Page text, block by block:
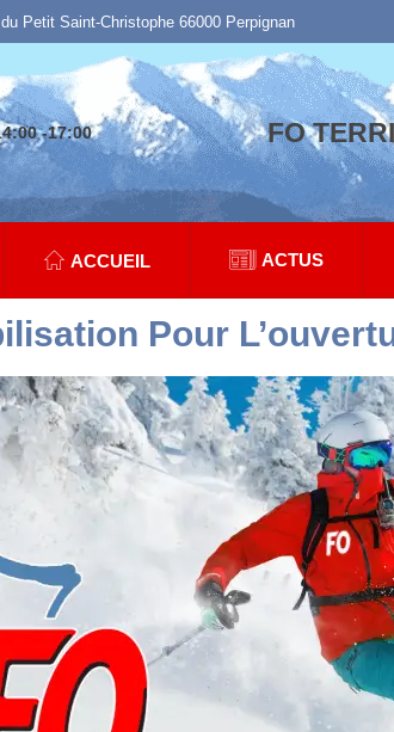
Petit Saint-Christophe 66000 Perpignan
-17:00 FO
ACCUEIL ACTUS
Pour